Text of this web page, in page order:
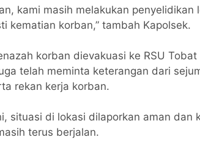
kami masih melakukan
kematian korban,” tambah Kapolsek.
korban dievakuasi ke RSU
telah meminta keterangan dari
rekan kerja korban.
situasi di lokasi dilaporkan aman dan
terus berjalan.